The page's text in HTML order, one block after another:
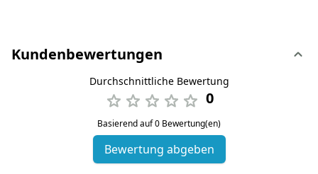
Kundenbewertungen
Durchschnittliche Bewertung
0
Basierend auf 0 Bewertung(en)
Bewertung abgeben